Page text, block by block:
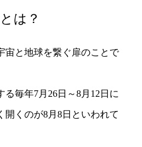
は？
宙と地球を繋ぐ扉のことで
毎年7月26日～8月12日に
開くのが8月8日といわれて